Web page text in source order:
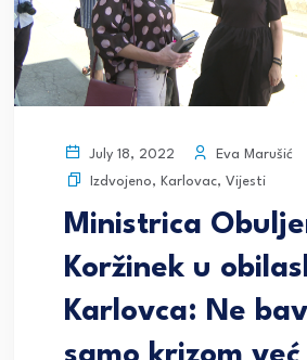
July 18, 2022
Eva Marušić
Izdvojeno, Karlovac, Vijesti
Ministrica
Koržinek u
Karlovca: Ne